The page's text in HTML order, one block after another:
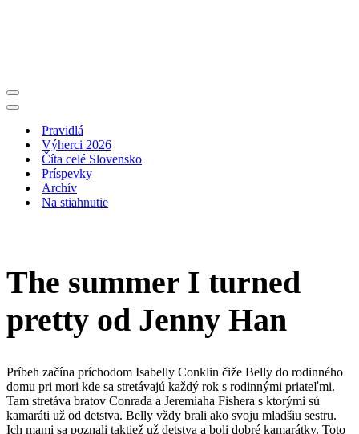
Menu
navigácie
Menu
navigáciePravidlá
Výherci 2026
Číta celé Slovensko
Príspevky
Archív
Na stiahnutie
The summer I turned
pretty od Jenny Han
Príbeh začína príchodom Isabelly Conklin čiže Belly do rodinného
domu pri mori kde sa stretávajú každý rok s rodinnými priateľmi.
Tam stretáva bratov Conrada a Jeremiaha Fishera s ktorými sú
kamaráti už od detstva. Belly vždy brali ako svoju mladšiu sestru.
Ich mami sa poznali taktiež už detstva a boli dobré kamarátky. Toto